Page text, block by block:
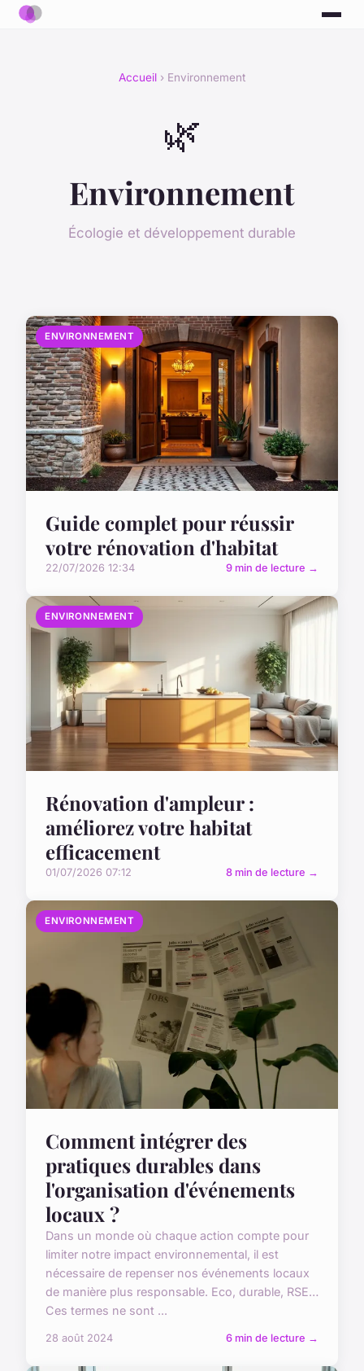
Accueil › Environnement
🌿
Environnement
Écologie et développement durable
ENVIRONNEMENT
Guide complet pour réussir
votre rénovation d'habitat
22/07/2026 12:34 9 min de lecture →
ENVIRONNEMENT
Rénovation d'ampleur :
améliorez votre habitat
efficacement
01/07/2026 07:12 8 min de lecture →
ENVIRONNEMENT
Comment intégrer des
pratiques durables dans
l'organisation d'événements
locaux ?
Dans un monde où chaque action compte pour
limiter notre impact environnemental, il est
nécessaire de repenser nos événements locaux
de manière plus responsable. Eco, durable, RSE…
Ces termes ne sont ...
28 août 2024 6 min de lecture →